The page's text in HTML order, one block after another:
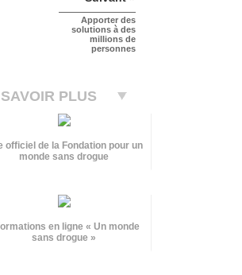
Apporter des
solutions à des
millions de
personnes
PLUS
officiel de la Fondation pour un
monde sans drogue
en ligne « Un monde
sans drogue »